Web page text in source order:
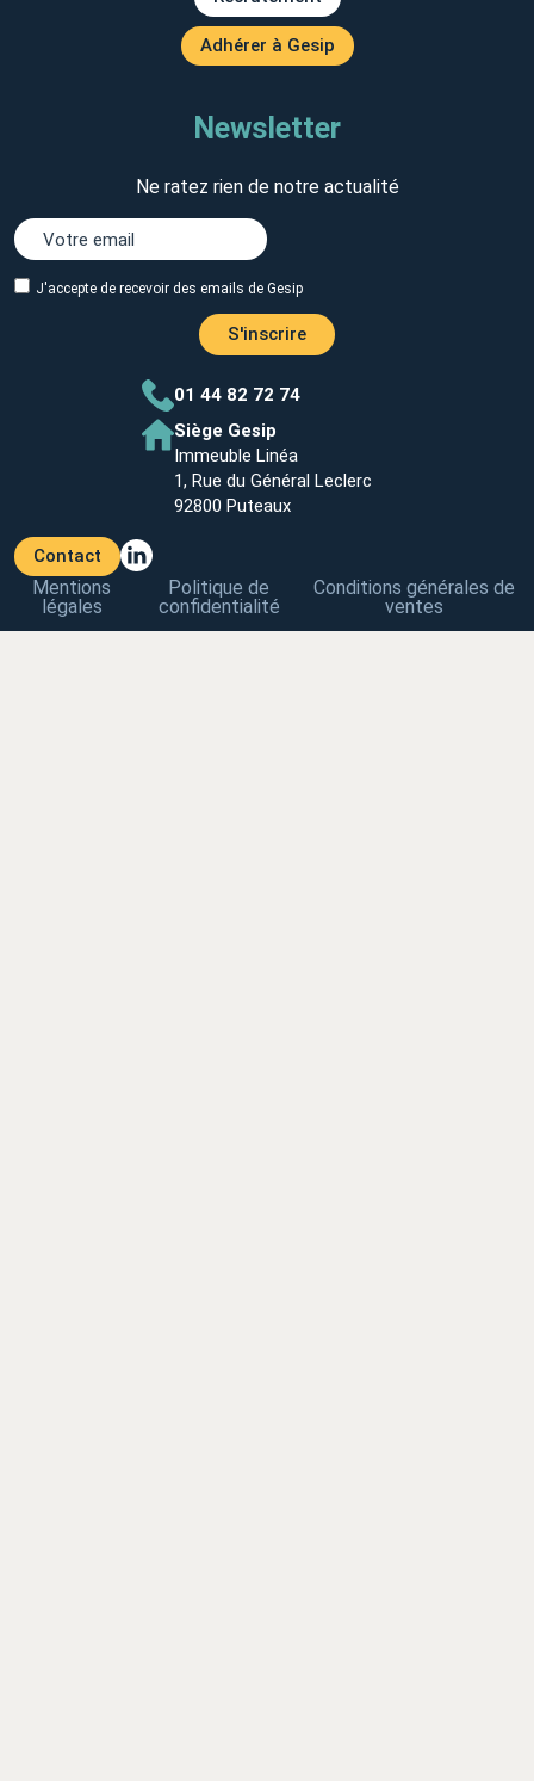
Adhérer à Gesip
Newsletter
Ne ratez rien de notre actualité
J'accepte de recevoir des emails de Gesip
S'inscrire
01 44 82 72 74
Siège Gesip
Immeuble Linéa
1, Rue du Général Leclerc
92800 Puteaux
Contact
Mentions
légales
Politique de
confidentialité
Conditions générales de
ventes